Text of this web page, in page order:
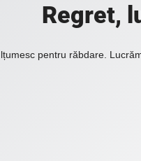
Regret,
pentru răbdare.